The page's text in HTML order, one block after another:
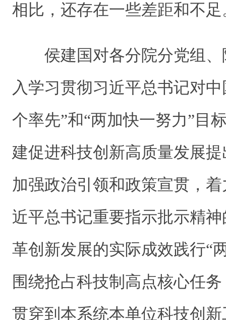
相比，还存在一些差距和不足
侯建国对各分院分党组
入学习贯彻习近平总书记对
个率先”和“两加快一努力”目
建促进科技创新高质量发展
加强政治引领和政策宣贯，
近平总书记重要指示批示精
革创新发展的实际成效践行“
围绕抢占科技制高点核心任
贯穿到本系统本单位科技创